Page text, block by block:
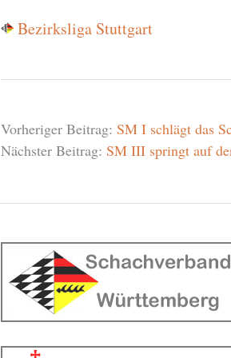
Bezirksliga Stuttgart
Vorheriger Beitrag: SM I schlägt das
Nächster Beitrag: SM III springt auf